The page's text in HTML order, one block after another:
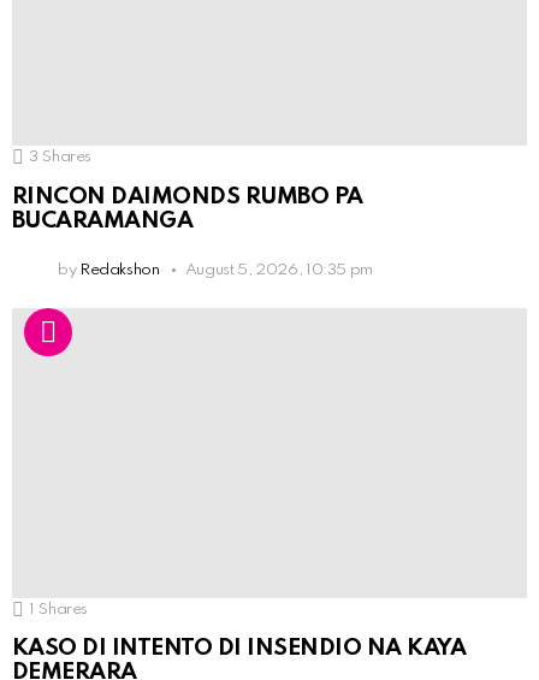
3 Shares
RINCON DAIMONDS RUMBO PA
BUCARAMANGA
by Redakshon August 5, 2026, 10:35 pm
1 Shares
KASO DI INTENTO DI INSENDIO NA KAYA
DEMERARA